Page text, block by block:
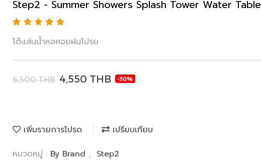
Step2 - Summer Showers Splash Tower Water Table
โต๊ะเล่นน้ำหอคอยฝนโปรย
6,500 THB 4,550 THB -30%
เพิ่มรายการโปรด
เปรียบเทียบ
หมวดหมู่ : By Brand , Step2